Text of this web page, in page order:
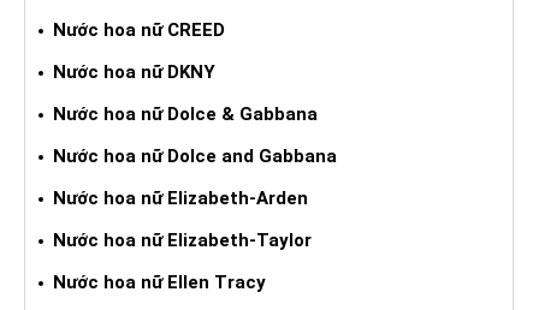
Nước hoa nữ CREED
Nước hoa nữ DKNY
Nước hoa nữ Dolce & Gabbana
Nước hoa nữ Dolce and Gabbana
Nước hoa nữ Elizabeth-Arden
Nước hoa nữ Elizabeth-Taylor
Nước hoa nữ Ellen Tracy